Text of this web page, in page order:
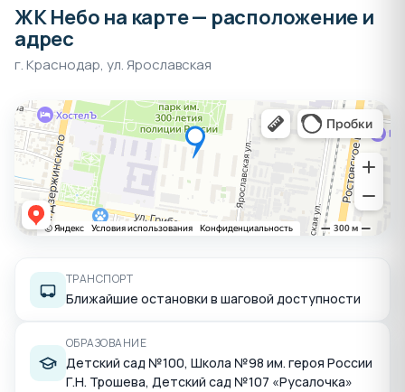
ЖК Небо на карте — расположение и
адрес
г. Краснодар, ул. Ярославская
ТРАНСПОРТ
Ближайшие остановки в шаговой доступности
ОБРАЗОВАНИЕ
Детский сад №100, Школа №98 им. героя России
Г.Н. Трошева, Детский сад №107 «Русалочка»